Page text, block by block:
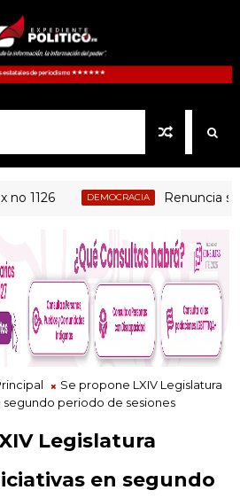
DEMOCRACIA Renuncia
Se propone LXIV Legislatura
periodo de sesiones
Legislatura
en segundo